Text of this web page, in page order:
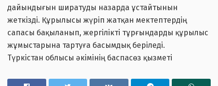
дайындығын ширатуды назарда ұстайтынын
жеткізді. Құрылысы жүріп жатқан мектептердің
сапасы бақыланып, жергілікті тұрғындарды құрылыс
жұмыстарына тартуға басымдық беріледі.
Түркістан облысы әкімінің баспасөз қызметі